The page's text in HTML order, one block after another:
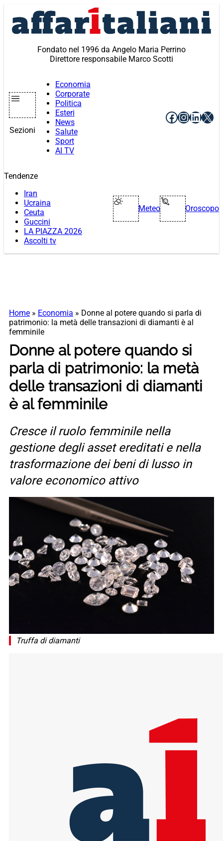
contenuto
Fondato nel 1996 da Angelo Maria Perrino
Direttore responsabile Marco Scotti
Sezioni
Economia
Corporate
Politica
Esteri
News
Salute
Sport
AI TV
Facebook
X
Tendenze
Iran
Ucraina
Ceuta
Guccini
LA PIAZZA 2026
Ascolti tv
Meteo Oroscopo
Home » Economia » Donne al potere quando si parla di
patrimonio: la metà delle transazioni di diamanti è al
femminile
Donne al potere quando si
parla di patrimonio: la metà
delle transazioni di diamanti
è al femminile
Cresce il ruolo femminile nella
gestione degli asset ereditati e nella
trasformazione dei beni di lusso in
valore economico attivo
Truffa di diamanti